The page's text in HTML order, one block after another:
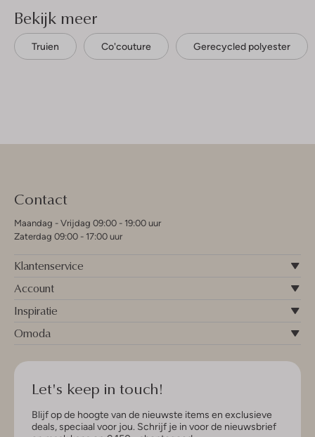
Bekijk meer
Truien Co'couture Gerecycled polyester
Contact
Maandag - Vrijdag 09:00 - 19:00 uur
Zaterdag 09:00 - 17:00 uur
Klantenservice
Account
Inspiratie
Omoda
Let's keep in touch!
Blijf op de hoogte van de nieuwste items en exclusieve
deals, speciaal voor jou. Schrijf je in voor de nieuwsbrief